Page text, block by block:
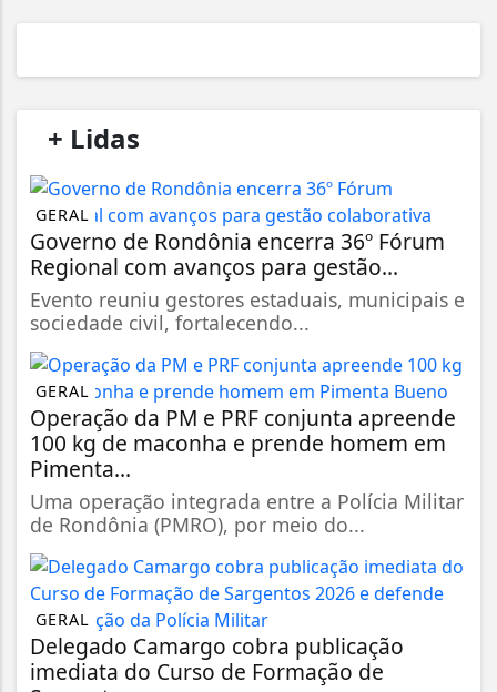
+ Lidas
GERAL
Governo de Rondônia encerra 36º Fórum
Regional com avanços para gestão...
Evento reuniu gestores estaduais, municipais e
sociedade civil, fortalecendo...
GERAL
Operação da PM e PRF conjunta apreende
100 kg de maconha e prende homem em
Pimenta...
Uma operação integrada entre a Polícia Militar
de Rondônia (PMRO), por meio do...
GERAL
Delegado Camargo cobra publicação
imediata do Curso de Formação de